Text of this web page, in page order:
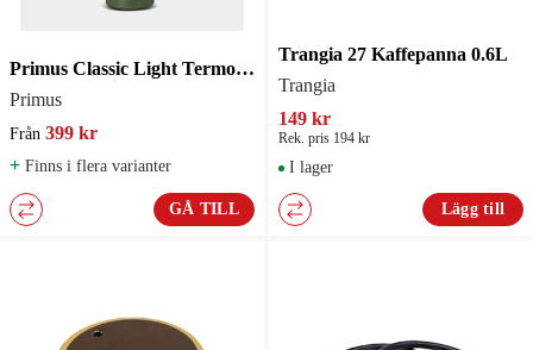
Primus Classic Light Termos 1.0L
Primus
Från 399 kr
+ Finns i flera varianter
GÅ TILL
Trangia 27 Kaffepanna 0.6L
Trangia
149 kr
Rek. pris 194 kr
I lager
Lägg till